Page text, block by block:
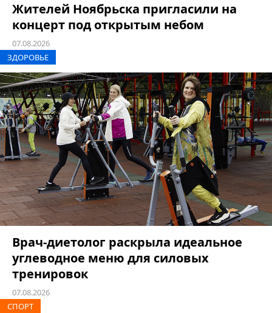
Жителей Ноябрьска пригласили на
концерт под открытым небом
07.08.2026
ЗДОРОВЬЕ
Врач-диетолог раскрыла идеальное
углеводное меню для силовых
тренировок
07.08.2026
СПОРТ